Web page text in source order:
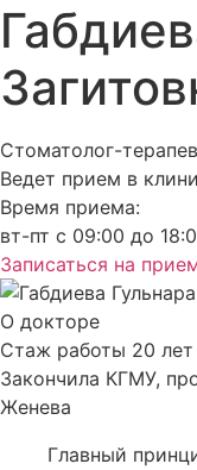
Стоматолог-
Ведет прием в
Время приема:
вт-пт с 09:00 до
Записаться на
О докторе
Стаж работы 20 лет
Закончила КГМУ,
Женева
Главный